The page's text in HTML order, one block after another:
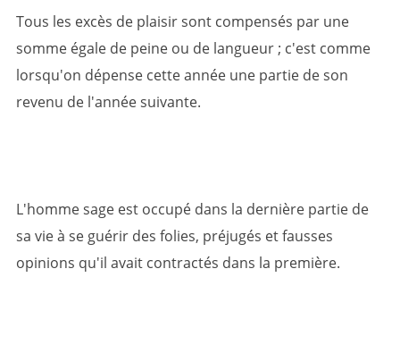
Tous les excès de plaisir sont compensés par une
somme égale de peine ou de langueur ; c'est comme
lorsqu'on dépense cette année une partie de son
revenu de l'année suivante.
L'homme sage est occupé dans la dernière partie de
sa vie à se guérir des folies, préjugés et fausses
opinions qu'il avait contractés dans la première.